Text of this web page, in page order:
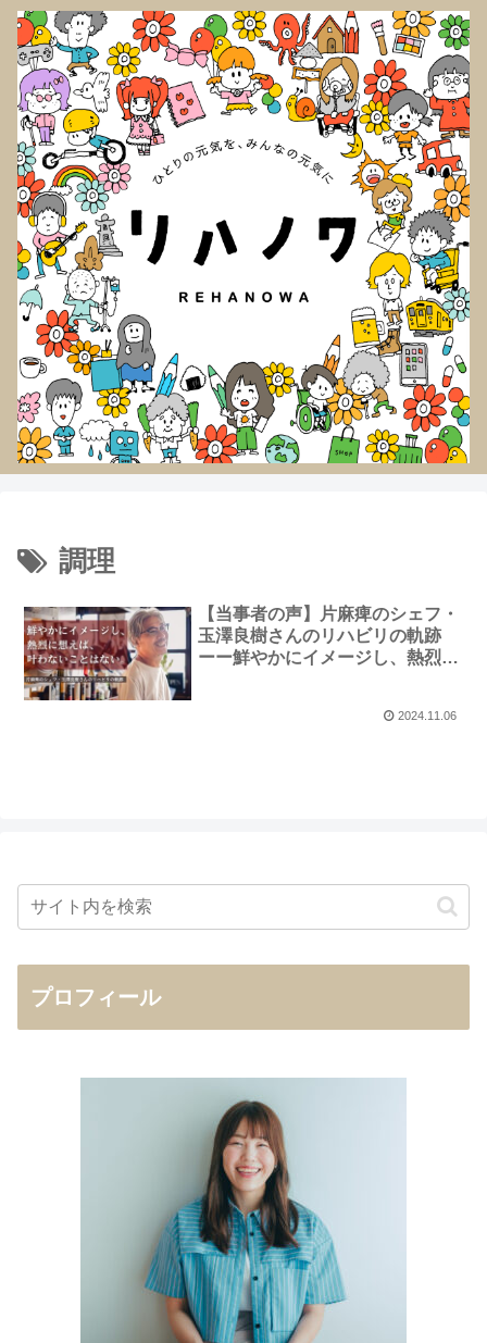
調理
【当事者の声】片麻痺のシェフ・
玉澤良樹さんのリハビリの軌跡
ーー鮮やかにイメージし、熱烈に
2024.11.06
プロフィール